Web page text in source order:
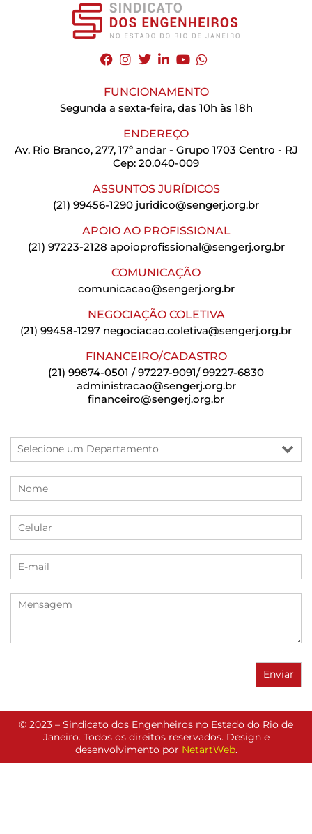
FUNCIONAMENTO
Segunda a sexta-feira, das 10h às 18h
ENDEREÇO
Av. Rio Branco, 277, 17º andar - Grupo 1703 Centro - RJ
Cep: 20.040-009
ASSUNTOS JURÍDICOS
(21) 99456-1290 juridico@sengerj.org.br
APOIO AO PROFISSIONAL
(21) 97223-2128 apoioprofissional@sengerj.org.br
COMUNICAÇÃO
comunicacao@sengerj.org.br
NEGOCIAÇÃO COLETIVA
(21) 99458-1297 negociacao.coletiva@sengerj.org.br
FINANCEIRO/CADASTRO
(21) 99874-0501 / 97227-9091/ 99227-6830
administracao@sengerj.org.br
financeiro@sengerj.org.br
© 2023 – Sindicato dos Engenheiros no Estado do Rio de
Janeiro. Todos os direitos reservados. Design e
desenvolvimento por NetartWeb.